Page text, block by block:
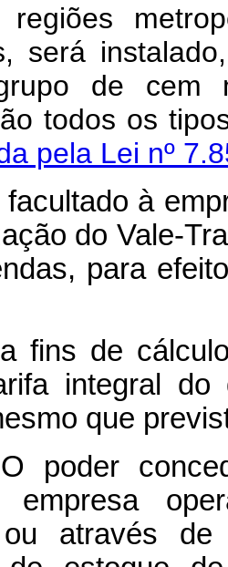
será
de cem
todos os
pela Lei nº
facultado à
do Vale-
para
fins de
integral do
que
poder
empresa
ou através